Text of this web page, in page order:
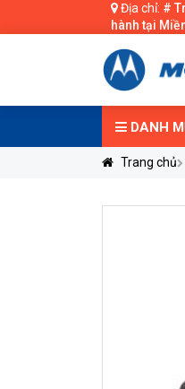
Địa chỉ: #
hành tại
DANH
Trang chủ